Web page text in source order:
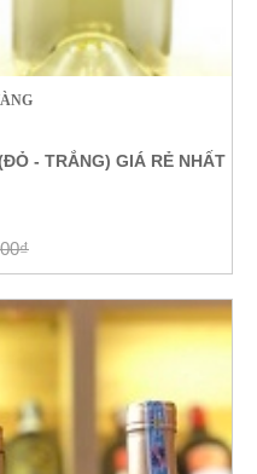
- TRẮNG) GIÁ RẺ NHẤT